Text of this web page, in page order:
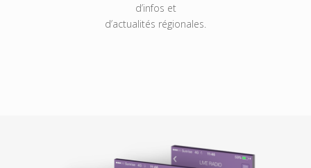
d’infos et
d’actualités régionales.